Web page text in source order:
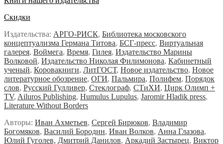
Скидки
Издательства: АРГО-РИСК, Библиотека московского
концептуализма Германа Титова, БСГ-пресс, Виртуальная
галерея, Воймега, Время, Гилея, Издательство Марины
Волковой, Издательство Николая Филимонова, Кабинетный
ученый, Коровакниги, ЛитГОСТ, Новое издательство, Новое
литературное обозрение, ОГИ, Пальмира, Полифем, Порядок
слов, Русский Гулливер, Стеклограф, СТиХИ, Цирк Олимп +
TV, Ailuros Publishing, Humulus Lupulus, Jaromir Hladik press,
Literature Without Borders
Авторы: Иван Ахметьев, Сергей Бирюков, Владимир
Богомяков, Василий Бородин, Иван Волков, Анна Глазова,
Юлий Гуголев, Дмитрий Данилов, Аркадий Застырец, Виктор